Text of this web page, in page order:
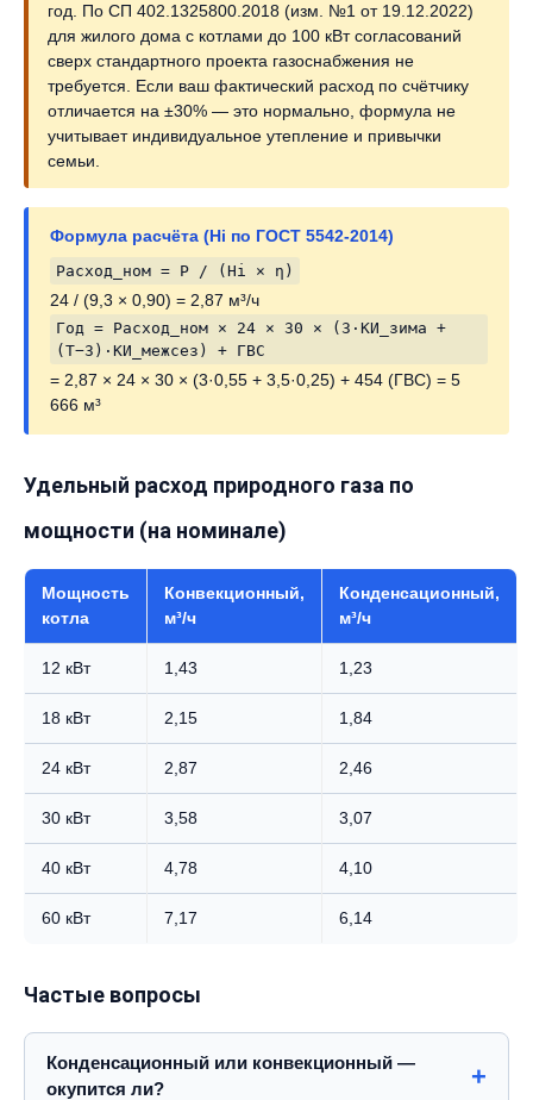
год. По СП 402.1325800.2018 (изм. №1 от 19.12.2022)
для жилого дома с котлами до 100 кВт согласований
сверх стандартного проекта газоснабжения не
требуется. Если ваш фактический расход по счётчику
отличается на ±30% — это нормально, формула не
учитывает индивидуальное утепление и привычки
семьи.
Формула расчёта (Hi по ГОСТ 5542-2014)
Расход_ном = P / (Hi × η)
24 / (9,3 × 0,90) = 2,87 м³/ч
Год = Расход_ном × 24 × 30 × (3·КИ_зима +
(T−3)·КИ_межсез) + ГВС
= 2,87 × 24 × 30 × (3·0,55 + 3,5·0,25) + 454 (ГВС) = 5
666 м³
Удельный расход природного газа по
мощности (на номинале)
Мощность
котла
Конвекционный,
м³/ч
Конденсационный,
м³/ч
12 кВт 1,43 1,23
18 кВт 2,15 1,84
24 кВт 2,87 2,46
30 кВт 3,58 3,07
40 кВт 4,78 4,10
60 кВт 7,17 6,14
Частые вопросы
Конденсационный или конвекционный —
окупится ли?